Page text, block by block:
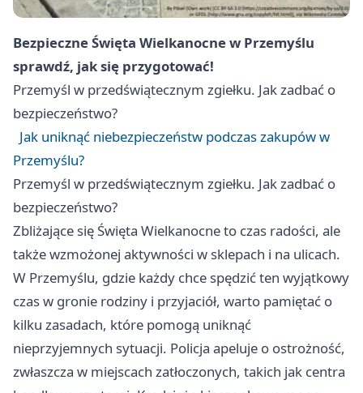
Bezpieczne Święta Wielkanocne w Przemyślu
sprawdź, jak się przygotować!
Przemyśl w przedświątecznym zgiełku. Jak zadbać o
bezpieczeństwo?
Jak uniknąć niebezpieczeństw podczas zakupów w
Przemyślu?
Przemyśl w przedświątecznym zgiełku. Jak zadbać o
bezpieczeństwo?
Zbliżające się Święta Wielkanocne to czas radości, ale
także wzmożonej aktywności w sklepach i na ulicach.
W Przemyślu, gdzie każdy chce spędzić ten wyjątkowy
czas w gronie rodziny i przyjaciół, warto pamiętać o
kilku zasadach, które pomogą uniknąć
nieprzyjemnych sytuacji. Policja apeluje o ostrożność,
zwłaszcza w miejscach zatłoczonych, takich jak centra